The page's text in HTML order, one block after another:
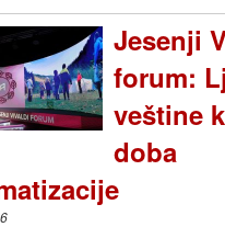
Jesenji
forum:
veštine
doba